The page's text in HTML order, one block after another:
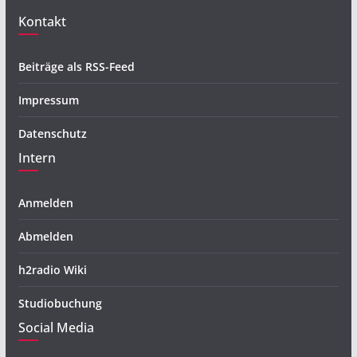
Kontakt
Beiträge als RSS-Feed
Impressum
Datenschutz
Intern
Anmelden
Abmelden
h2radio Wiki
Studiobuchung
Social Media